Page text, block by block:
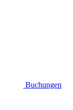
Buchungen